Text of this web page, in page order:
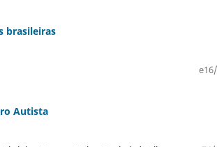
brasileiras
Autista